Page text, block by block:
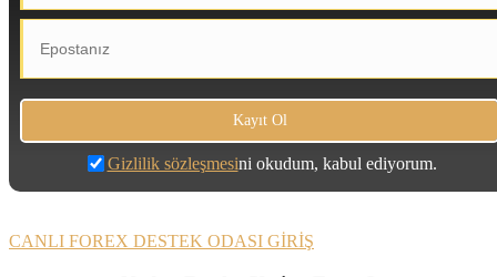
Gizlilik sözleşmesini okudum, kabul ediyorum.
CANLI FOREX DESTEK ODASI GİRİŞ